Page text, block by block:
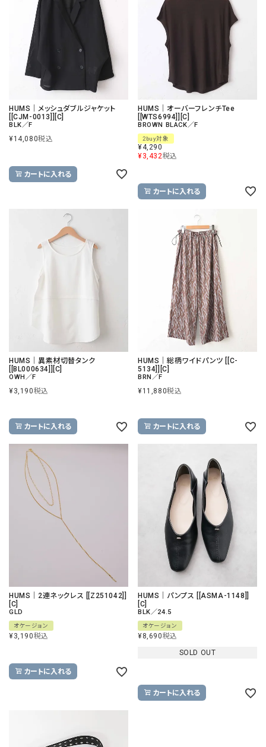
HUMS｜メッシュダブルジャケット
[[CJM-0013]][C]
BLK／F
¥14,080税込
カートに入れる
HUMS｜オーバーフレンチTee
[[WTS6994]][C]
BROWN BLACK／F
2buy対象
¥4,290
¥3,432税込
カートに入れる
HUMS｜異素材切替タンク
[[BL000634]][C]
OWH／F
¥3,190税込
カートに入れる
HUMS｜総柄ワイドパンツ [[C-
5134]][C]
BRN／F
¥11,880税込
カートに入れる
HUMS｜2連ネックレス [[Z251042]]
[C]
GLD
オケージョン
¥3,190税込
カートに入れる
HUMS｜パンプス [[ASMA-1148]]
[C]
BLK／24.5
オケージョン
¥8,690税込
SOLD OUT
カートに入れる